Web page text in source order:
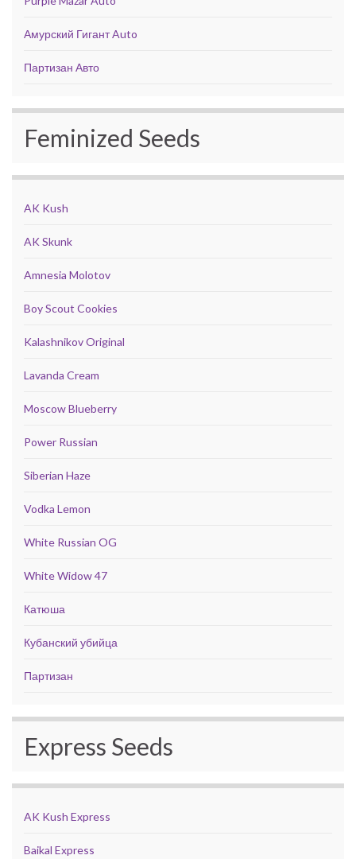
Амурский Гигант Auto
Партизан Авто
Feminized Seeds
AK Kush
AK Skunk
Amnesia Molotov
Boy Scout Cookies
Kalashnikov Original
Lavanda Cream
Moscow Blueberry
Power Russian
Siberian Haze
Vodka Lemon
White Russian OG
White Widow 47
Катюша
Кубанский убийца
Партизан
Express Seeds
AK Kush Express
Baikal Express